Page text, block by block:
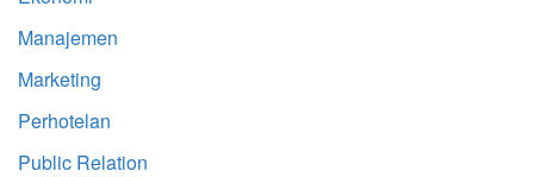
Manajemen
Marketing
Perhotelan
Public Relation